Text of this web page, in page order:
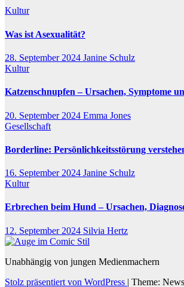
Kultur
Was ist Asexualität?
28. September 2024 Janine Schulz
Kultur
Katzenschnupfen – Ursachen, Symptome
20. September 2024 Emma Jones
Gesellschaft
Borderline: Persönlichkeitsstörung
16. September 2024 Janine Schulz
Kultur
Erbrechen beim Hund – Ursachen,
12. September 2024 Silvia Hertz
Unabhängig von jungen Medienmachern
Stolz präsentiert von WordPress | Theme: